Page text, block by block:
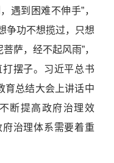
遇到困难不伸手”，
争功不想揽过，只想
萨，经不起风雨”，
摆子。习近平总书
育总结大会上讲话中
断提高政府治理效
治理体系需要着重